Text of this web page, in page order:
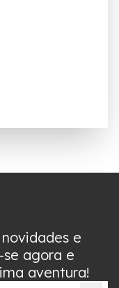
e
agora e
aventura!